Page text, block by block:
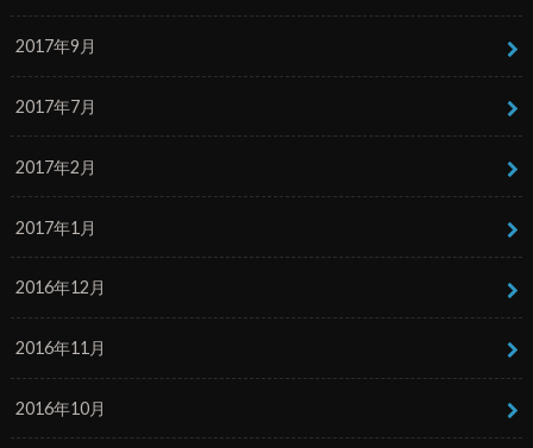
2017年9月
2017年7月
2017年2月
2017年1月
2016年12月
2016年11月
2016年10月